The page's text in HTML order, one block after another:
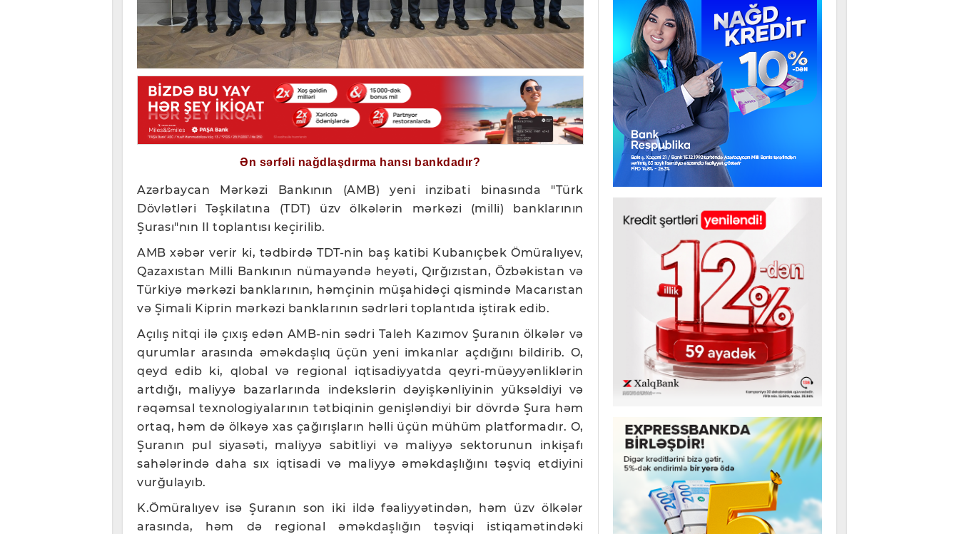
Ən sərfəli nağdlaşdırma hansı bankdadır?
Azərbaycan Mərkəzi Bankının (AMB) yeni inzibati binasında "Türk
Dövlətləri Təşkilatına (TDT) üzv ölkələrin mərkəzi (milli) banklarının
Şurası"nın II toplantısı keçirilib.
AMB xəbər verir ki, tədbirdə TDT-nin baş katibi Kubanıçbek Ömüralıyev,
Qazaxıstan Milli Bankının nümayəndə heyəti, Qırğızıstan, Özbəkistan və
Türkiyə mərkəzi banklarının, həmçinin müşahidəçi qismində Macarıstan
və Şimali Kiprin mərkəzi banklarının sədrləri toplantıda iştirak edib.
Açılış nitqi ilə çıxış edən AMB-nin sədri Taleh Kazımov Şuranın ölkələr və
qurumlar arasında əməkdaşlıq üçün yeni imkanlar açdığını bildirib. O,
qeyd edib ki, qlobal və regional iqtisadiyyatda qeyri-müəyyənliklərin
artdığı, maliyyə bazarlarında indekslərin dəyişkənliyinin yüksəldiyi və
rəqəmsal texnologiyalarının tətbiqinin genişləndiyi bir dövrdə Şura həm
ortaq, həm də ölkəyə xas çağırışların həlli üçün mühüm platformadır. O,
Şuranın pul siyasəti, maliyyə sabitliyi və maliyyə sektorunun inkişafı
sahələrində daha sıx iqtisadi və maliyyə əməkdaşlığını təşviq etdiyini
vurğulayıb.
K.Ömüralıyev isə Şuranın son iki ildə fəaliyyətindən, həm üzv ölkələr
arasında, həm də regional əməkdaşlığın təşviqi istiqamətindəki